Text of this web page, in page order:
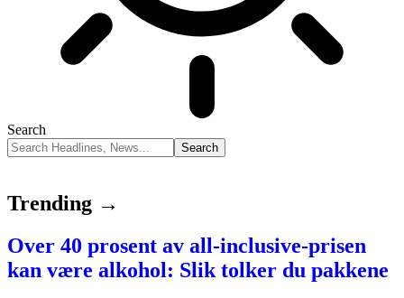
Search
Trending →
Over 40 prosent av all-inclusive-prisen
kan være alkohol: Slik tolker du pakkene